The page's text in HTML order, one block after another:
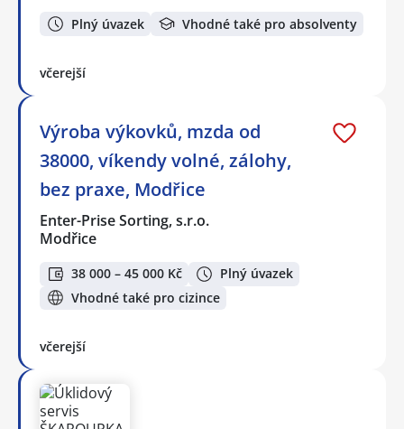
Plný úvazek Vhodné také pro absolventy
včerejší
Výroba výkovků, mzda od
38000, víkendy volné, zálohy,
bez praxe, Modřice
Enter-Prise Sorting, s.r.o.
Modřice
38 000 – 45 000 Kč
Plný úvazek
Vhodné také pro cizince
včerejší